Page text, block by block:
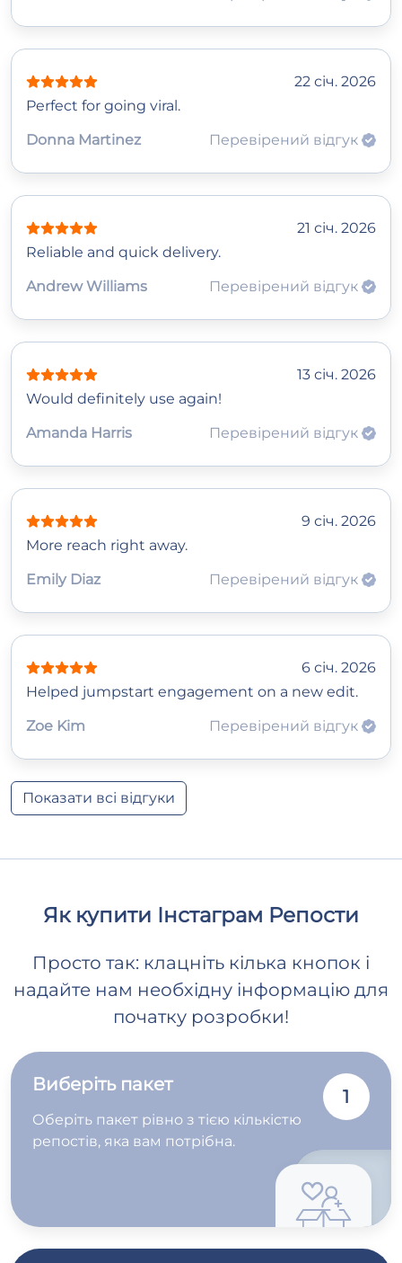
22 січ. 2026
Perfect for going viral.
Donna Martinez
Перевірений відгук
21 січ. 2026
Reliable and quick delivery.
Andrew Williams
Перевірений відгук
13 січ. 2026
Would definitely use again!
Amanda Harris
Перевірений відгук
9 січ. 2026
More reach right away.
Emily Diaz
Перевірений відгук
6 січ. 2026
Helped jumpstart engagement on a new edit.
Zoe Kim
Перевірений відгук
Показати всі відгуки
Як купити Інстаграм Репости
Просто так: клацніть кілька кнопок і
надайте нам необхідну інформацію для
початку розробки!
Виберіть пакет
Оберіть пакет рівно з тією кількістю
репостів, яка вам потрібна.
1